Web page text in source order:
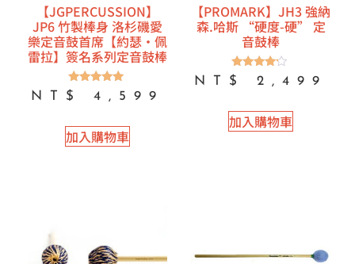
【JGPERCUSSION】
JP6 竹製棒身 洛杉磯愛
樂定音鼓首席【約瑟·佩
雷拉】簽名系列定音鼓棒
評分
5.00
NT$ 4,599
加入購物車
【PROMARK】JH3 強納
森.哈斯 “硬度-硬” 定
音鼓棒
評分
4.00
NT$ 2,499
加入購物車